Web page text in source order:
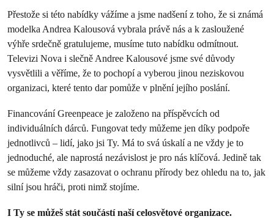
Přestože si této nabídky vážíme a jsme nadšení z toho, že si známá
modelka Andrea Kalousová vybrala právě nás a k zasloužené
výhře srdečně gratulujeme, musíme tuto nabídku odmítnout.
Televizi Nova i slečně Andree Kalousové jsme své důvody
vysvětlili a věříme, že to pochopí a vyberou jinou neziskovou
organizaci, které tento dar pomůže v plnění jejího poslání.
Financování Greenpeace je založeno na příspěvcích od
individuálních dárců. Fungovat tedy můžeme jen díky podpoře
jednotlivců – lidí, jako jsi Ty. Má to svá úskalí a ne vždy je to
jednoduché, ale naprostá nezávislost je pro nás klíčová. Jedině tak
se můžeme vždy zasazovat o ochranu přírody bez ohledu na to, jak
silní jsou hráči, proti nimž stojíme.
I Ty se můžeš stát součástí naší celosvětové organizace.